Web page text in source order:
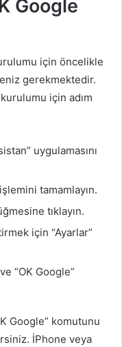
Google
için öncelikle
gerekmektedir.
için adım
uygulamasını
tamamlayın.
tıklayın.
için “Ayarlar”
“OK Google”
Google” komutunu
İPhone veya